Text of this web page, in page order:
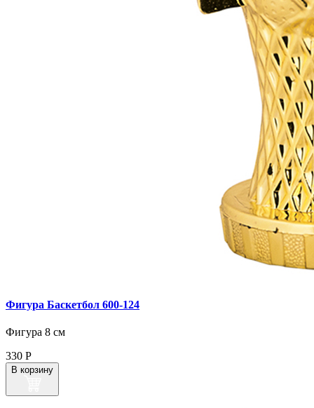
Фигура Баскетбол 600‑124
Фигура 8 см
330 Р
В корзину